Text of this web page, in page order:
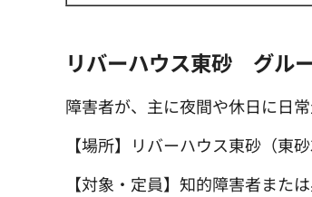
リバーハウス東砂 グル
障害者が、主に夜間や休日に日
【場所】リバーハウス東砂（東砂
【対象・定員】知的障害者また